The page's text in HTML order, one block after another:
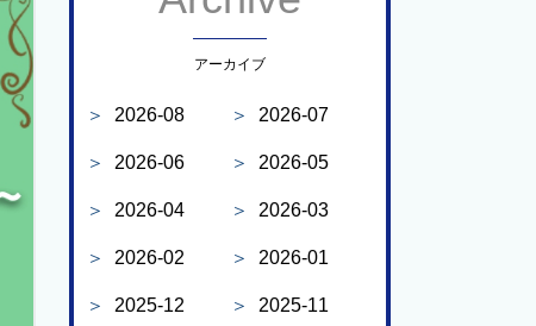
アーカイブ
＞ 2026-08 ＞ 2026-07
＞ 2026-06 ＞ 2026-05
＞ 2026-04 ＞ 2026-03
＞ 2026-02 ＞ 2026-01
＞ 2025-12 ＞ 2025-11